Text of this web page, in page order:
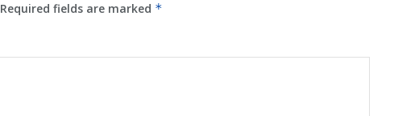
Required fields are marked *